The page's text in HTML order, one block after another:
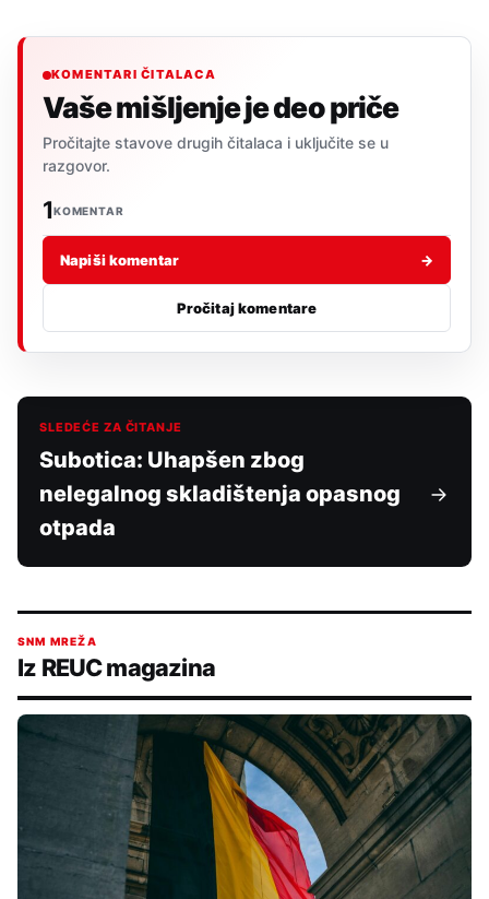
KOMENTARI ČITALACA
Vaše mišljenje je deo priče
Pročitajte stavove drugih čitalaca i uključite se u
razgovor.
1KOMENTAR
Napiši komentar →
Pročitaj komentare
SLEDEĆE ZA ČITANJE
Subotica: Uhapšen zbog
nelegalnog skladištenja opasnog
otpada
SNM MREŽA
Iz REUC magazina